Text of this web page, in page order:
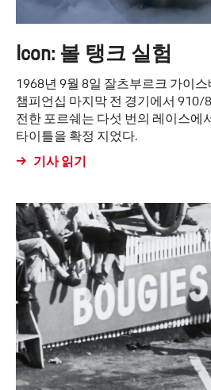
Icon: 볼 탱크 실험
1968년 9월 8일 잘츠부르크 가이
챔피언십 마지막 전 경기에서 910/
전한 포르쉐는 다섯 번의 레이스에
타이틀을 확정 지었다.
기사 읽기